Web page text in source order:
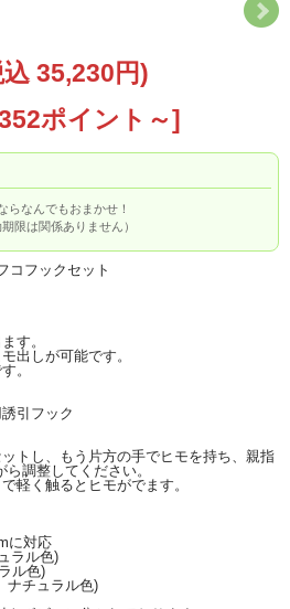
35,230円)
ポイント～]
らなんでもおまかせ！
限は関係ありません）
フックセット
す。
出しが可能です。
。
引フック
トし、もう片方の手でヒモを持ち、親指
調整してください。
軽く触るとヒモがでます。
に対応
ラル色)
ル色)
ナチュラル色)